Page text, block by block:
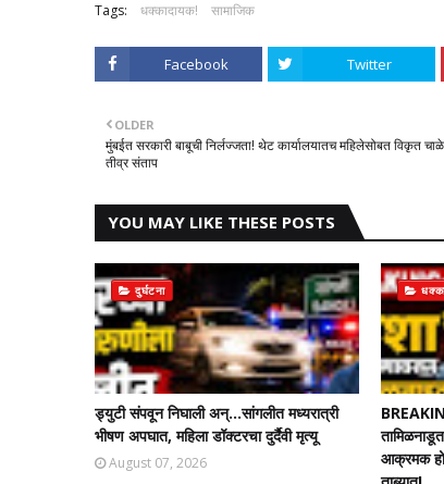
Tags: धक्कादायक! सामाजिक
Facebook Twitter
OLDER
मुंबईत सरकारी बाबूची निर्लज्जता! थेट कार्यालयातच महिलेसोबत विकृत
तीव्र संताप
YOU MAY LIKE THESE POSTS
दुर्घटना
ड्युटी संपवून निघाली अन्...सांगलीत मध्यरात्री
भीषण अपघात, महिला डॉक्टरचा दुर्दैवी मृत्यू
August 07, 2026
आक्रमक